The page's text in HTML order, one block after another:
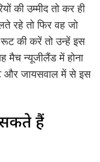
की उम्मीद तो कर ही
रहे तो फिर वह जो
की करें तो उन्हें इस
मैच न्यूजीलैंड में होना
और जायसवाल में से इस
सकते हैं